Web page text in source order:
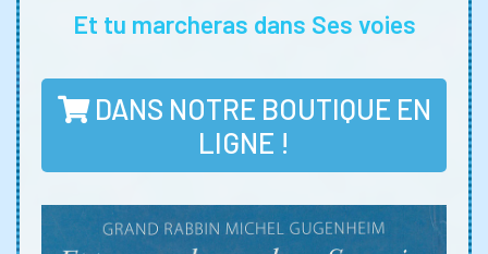
Et tu marcheras dans Ses voies
DANS NOTRE BOUTIQUE EN
LIGNE !